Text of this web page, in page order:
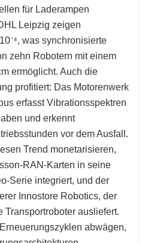
für Laderampen
Leipzig zeigen
was synchronisierte
zehn Robotern mit einem
ermöglicht. Auch die
profitiert: Das Motorenwerk
erfasst Vibrationsspektren
und erkennt
vor dem Ausfall.
Trend monetarisieren,
RAN-Karten in seine
Serie integriert, und der
Innostore Robotics, der
Transportroboter ausliefert.
abwägen,